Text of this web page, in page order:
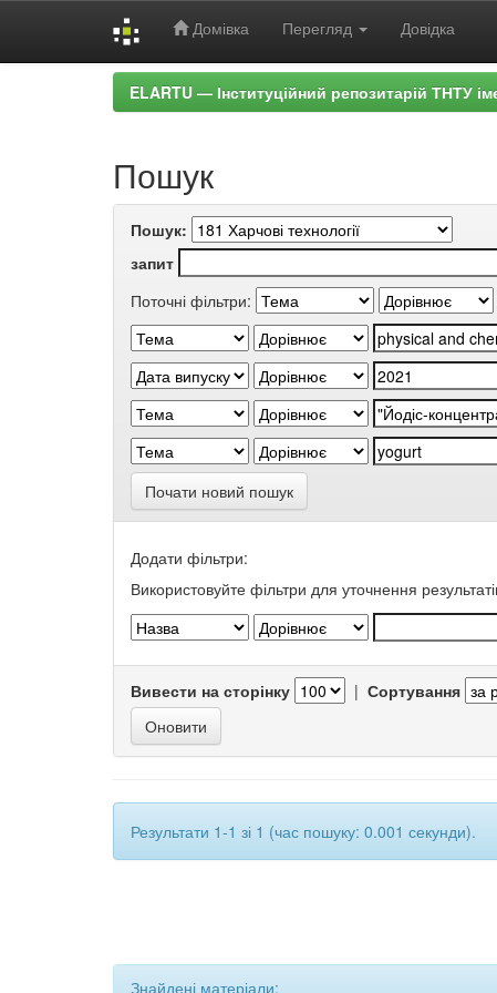
Домівка Перегляд Довідка
ELARTU — Інституційний репозитарій ТНТУ
Пошук
Пошук:
запит
Поточні фільтри:
Почати новий пошук
Додати фільтри:
Використовуйте фільтри для уточнення
Вивести на сторінку | Сортування
Результати 1-1 зі 1 (час пошуку: 0.001 секунди).
Знайдені матеріали: